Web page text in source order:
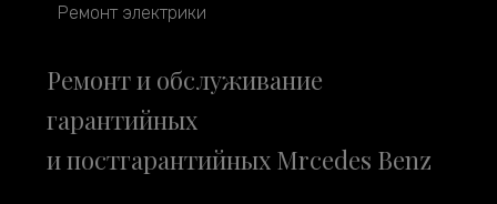
Ремонт электрики
Ремонт и обслуживание
гарантийных
и постгарантийных Mrcedes Benz